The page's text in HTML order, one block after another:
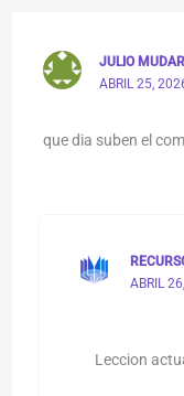
JULIO
ABRIL 25,
que dia suben el
ABRIL
Leccion